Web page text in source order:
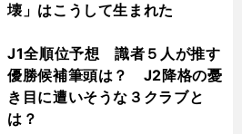
壊」はこうして生まれた
J1全順位予想 識者５人が推す
優勝候補筆頭は？ J2降格の憂
き目に遭いそうな３クラブと
は？